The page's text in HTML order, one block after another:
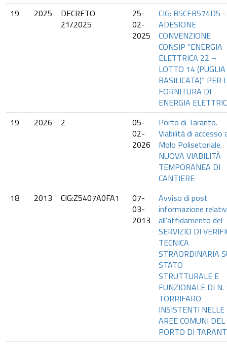
19
2025
DECRETO
21/2025
25-
02-
2025
CIG: B5CFB574D5 -
ADESIONE
CONVENZIONE
CONSIP “ENERGIA
ELETTRICA 22 –
LOTTO 14
BASILICATA)” PER
FORNITURA DI
ENERGIA
19
2026 2
05-
02-
2026
Porto di Taranto.
Viabilità di accesso
Molo Polisetoriale.
NUOVA VIABILITÀ
TEMPORANEA DI
CANTIERE
18
2013 CIG:Z5407A0FA1
07-
03-
2013
Avviso di post
informazione
all'affidamento del
SERVIZIO DI
TECNICA
STRAORDINARIA
STATO
STRUTTURALE E
FUNZIONALE DI
TORRIFARO
INSISTENTI NELLE
AREE COMUNI DEL
PORTO DI